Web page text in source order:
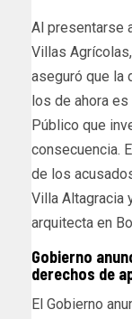
Al presentarse
Villas
aseguró que la
los de ahora
Público que
consecuencia.
de los
Villa Altagracia
arquitecta en
Gobierno
derechos de
El Gobierno